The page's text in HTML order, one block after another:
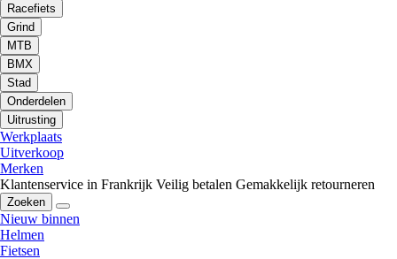
Racefiets
Grind
MTB
BMX
Stad
Onderdelen
Uitrusting
Werkplaats
Uitverkoop
Merken
Klantenservice in Frankrijk Veilig betalen Gemakkelijk retourneren
Zoeken
Nieuw binnen
Helmen
Fietsen